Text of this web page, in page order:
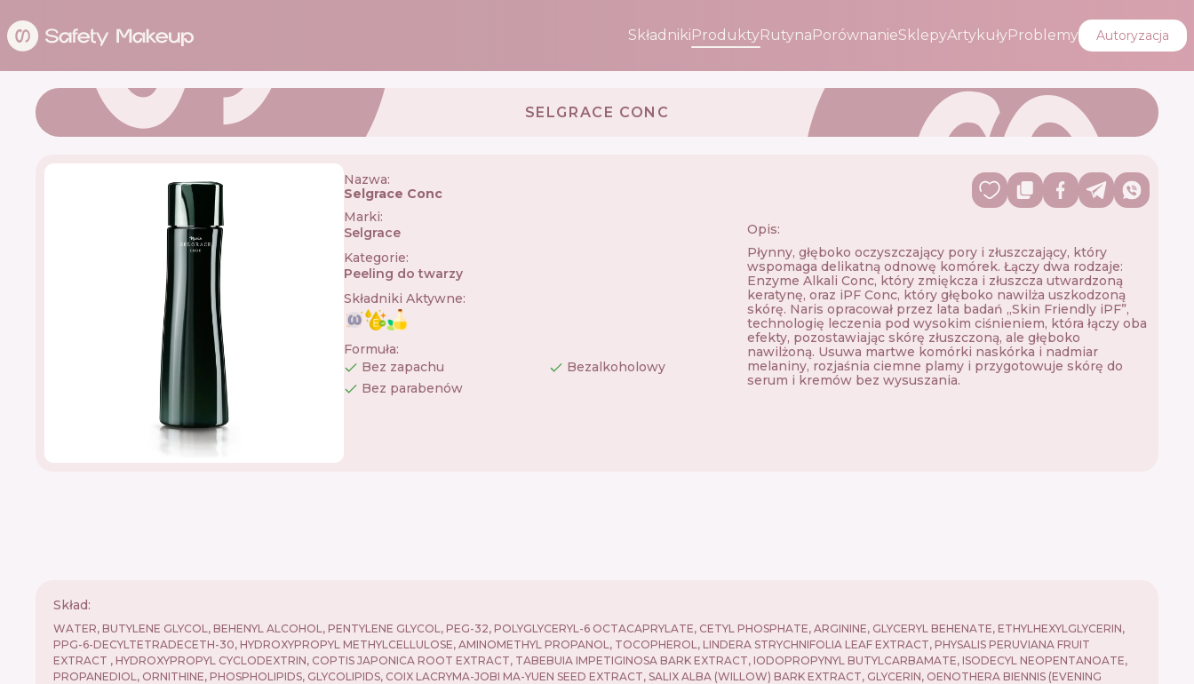
SkładnikiProduktyRutynaPorównanieSklepyArtykułyProblemy Autoryzacja
SELGRACE CONC
Nazwa:
Selgrace Conc
Marki:
Selgrace
Kategorie:
Peeling do twarzy
Składniki Aktywne:
Formuła:
Bez zapachu
Bezalkoholowy
Bez parabenów
Opis:
Płynny, głęboko oczyszczający pory i złuszczający, który
wspomaga delikatną odnowę komórek. Łączy dwa rodzaje:
Enzyme Alkali Conc, który zmiękcza i złuszcza utwardzoną
keratynę, oraz iPF Conc, który głęboko nawilża uszkodzoną
skórę. Naris opracował przez lata badań „Skin Friendly iPF”,
technologię leczenia pod wysokim ciśnieniem, która łączy oba
efekty, pozostawiając skórę złuszczoną, ale głęboko
nawilżoną. Usuwa martwe komórki naskórka i nadmiar
melaniny, rozjaśnia ciemne plamy i przygotowuje skórę do
serum i kremów bez wysuszania.
Skład:
WATER, BUTYLENE GLYCOL, BEHENYL ALCOHOL, PENTYLENE GLYCOL, PEG-32, POLYGLYCERYL-6 OCTACAPRYLATE, CETYL PHOSPHATE, ARGININE, GLYCERYL BEHENATE, ETHYLHEXYLGLYCERIN,
PPG-6-DECYLTETRADECETH-30, HYDROXYPROPYL METHYLCELLULOSE, AMINOMETHYL PROPANOL, TOCOPHEROL, LINDERA STRYCHNIFOLIA LEAF EXTRACT, PHYSALIS PERUVIANA FRUIT
EXTRACT , HYDROXYPROPYL CYCLODEXTRIN, COPTIS JAPONICA ROOT EXTRACT, TABEBUIA IMPETIGINOSA BARK EXTRACT, IODOPROPYNYL BUTYLCARBAMATE, ISODECYL NEOPENTANOATE,
PROPANEDIOL, ORNITHINE, PHOSPHOLIPIDS, GLYCOLIPIDS, COIX LACRYMA-JOBI MA-YUEN SEED EXTRACT, SALIX ALBA (WILLOW) BARK EXTRACT, GLYCERIN, OENOTHERA BIENNIS (EVENING